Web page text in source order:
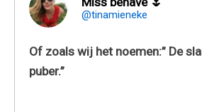
@tinamieneke
Of zoals wij het noemen:” De
puber.”